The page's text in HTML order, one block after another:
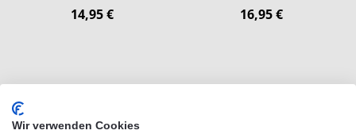
14,95 € 16,95 €
Wir verwenden Cookies